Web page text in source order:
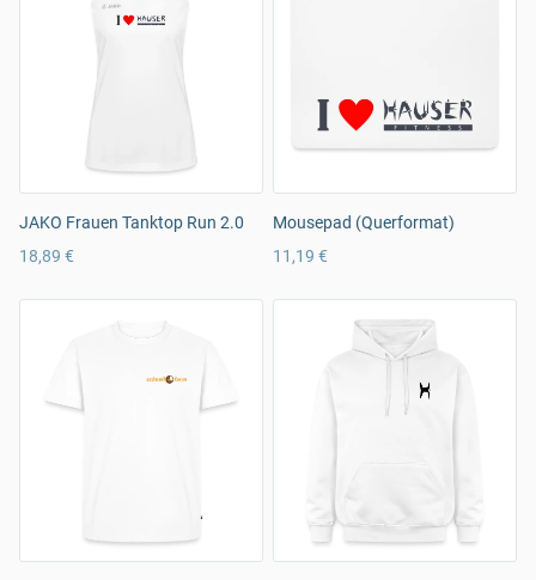
JAKO Frauen Tanktop Run 2.0
18,89 €
Mousepad (Querformat)
11,19 €